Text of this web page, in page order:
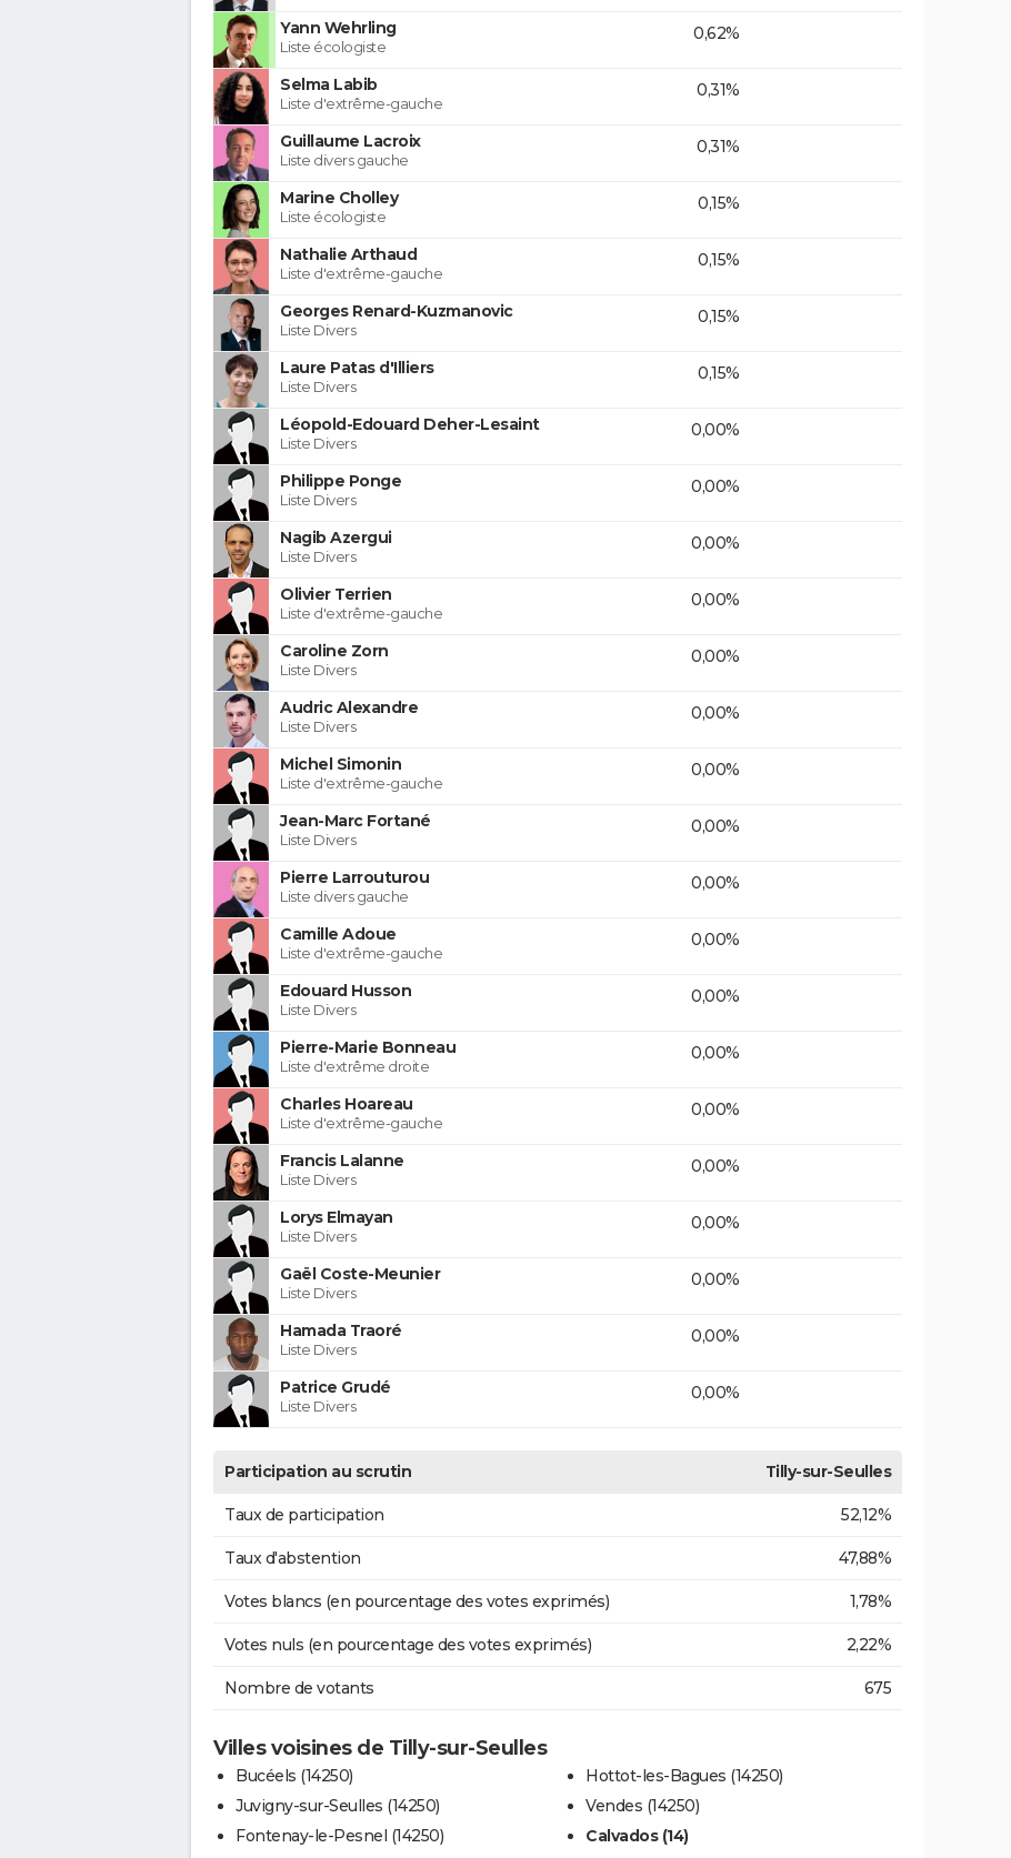
Yann Wehrling
Liste écologiste
0,62%
Selma Labib
Liste d'extrême-gauche
0,31%
Guillaume Lacroix
Liste divers gauche
0,31%
Marine Cholley
Liste écologiste
0,15%
Nathalie Arthaud
Liste d'extrême-gauche
0,15%
Georges Renard-Kuzmanovic
Liste Divers
0,15%
Laure Patas d'Illiers
Liste Divers
0,15%
Léopold-Edouard Deher-Lesaint
Liste Divers
0,00%
Philippe Ponge
Liste Divers
0,00%
Nagib Azergui
Liste Divers
0,00%
Olivier Terrien
Liste d'extrême-gauche
0,00%
Caroline Zorn
Liste Divers
0,00%
Audric Alexandre
Liste Divers
0,00%
Michel Simonin
Liste d'extrême-gauche
0,00%
Jean-Marc Fortané
Liste Divers
0,00%
Pierre Larrouturou
Liste divers gauche
0,00%
Camille Adoue
Liste d'extrême-gauche
0,00%
Edouard Husson
Liste Divers
0,00%
Pierre-Marie Bonneau
Liste d'extrême droite
0,00%
Charles Hoareau
Liste d'extrême-gauche
0,00%
Francis Lalanne
Liste Divers
0,00%
Lorys Elmayan
Liste Divers
0,00%
Gaël Coste-Meunier
Liste Divers
0,00%
Hamada Traoré
Liste Divers
0,00%
Patrice Grudé
Liste Divers
0,00%
Participation au scrutin Tilly-sur-Seulles
Taux de participation 52,12%
Taux d'abstention 47,88%
Votes blancs (en pourcentage des votes exprimés) 1,78%
Votes nuls (en pourcentage des votes exprimés) 2,22%
Nombre de votants 675
Villes voisines de Tilly-sur-Seulles
Bucéels (14250)
Juvigny-sur-Seulles (14250)
Fontenay-le-Pesnel (14250)
Hottot-les-Bagues (14250)
Vendes (14250)
Calvados (14)